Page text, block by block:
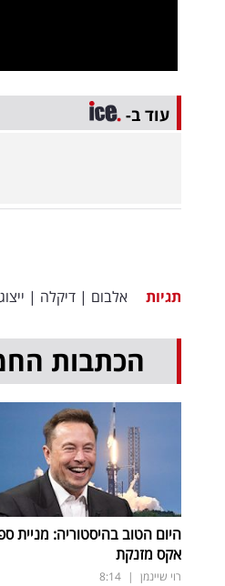
עוד ב-
תגיות אלבום | דיקלה |
הכתבות
היום הטוב בהיסטוריה: מניית
אקס מזנקת
רוי שיינמן |
8:14